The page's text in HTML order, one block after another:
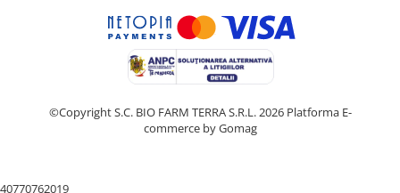
©Copyright S.C. BIO FARM TERRA S.R.L. 2026 Platforma E-
commerce by Gomag
40770762019